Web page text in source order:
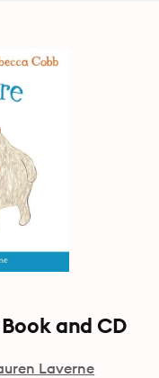
and CD
Laverne